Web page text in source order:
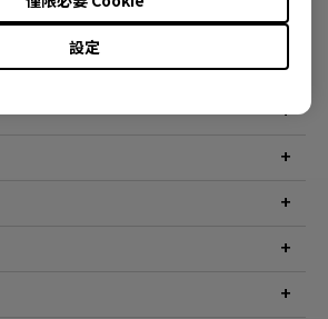
設定